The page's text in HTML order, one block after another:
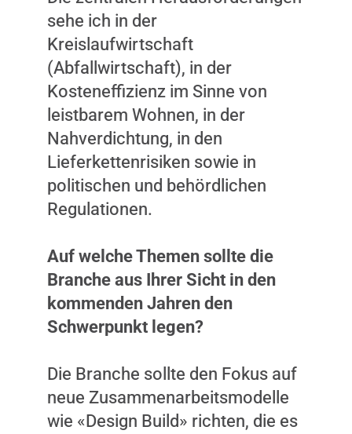
sehe ich in der
Kreislaufwirtschaft
(Abfallwirtschaft), in der
Kosteneffizienz im Sinne von
leistbarem Wohnen, in der
Nahverdichtung, in den
Lieferkettenrisiken sowie in
politischen und behördlichen
Regulationen.
Auf welche Themen sollte die
Branche aus Ihrer Sicht in den
kommenden Jahren den
Schwerpunkt legen?
Die Branche sollte den Fokus auf
neue Zusammenarbeitsmodelle
wie «Design Build» richten, die es